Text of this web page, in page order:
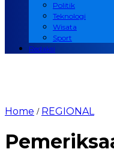
Politik
Teknologi
Wisata
Sport
Redaksi
Home / REGIONAL